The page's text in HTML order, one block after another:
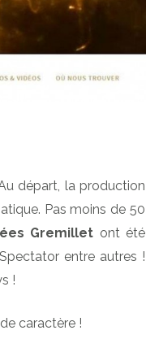
départ, la production
Pas moins de 50
Gremillet ont été
entre autres !
!
caractère !